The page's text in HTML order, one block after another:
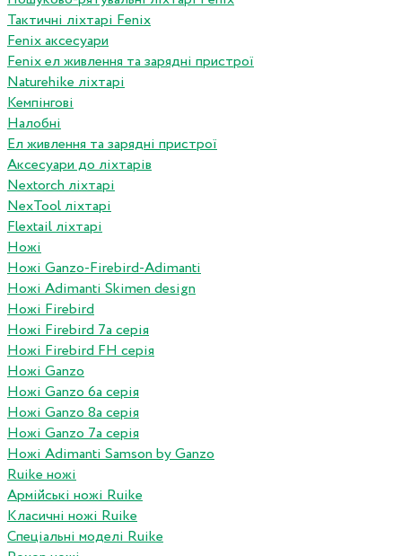
Тактичні ліхтарі Fenix
Fenix аксесуари
Fenix ел живлення та зарядні пристрої
Naturehike ліхтарі
Кемпінгові
Налобні
Ел живлення та зарядні пристрої
Аксесуари до ліхтарів
Nextorch ліхтарі
NexTool ліхтарі
Flextail ліхтарі
Ножі
Ножі Ganzo-Firebird-Adimanti
Ножі Adimanti Skimen design
Ножі Firebird
Ножі Firebird 7а серія
Ножі Firebird FH серія
Ножі Ganzo
Ножі Ganzo 6а серія
Ножі Ganzo 8а серія
Ножі Ganzo 7а серія
Ножі Adimanti Samson by Ganzo
Ruike ножі
Армійські ножі Ruike
Класичні ножі Ruike
Спеціальні моделі Ruike